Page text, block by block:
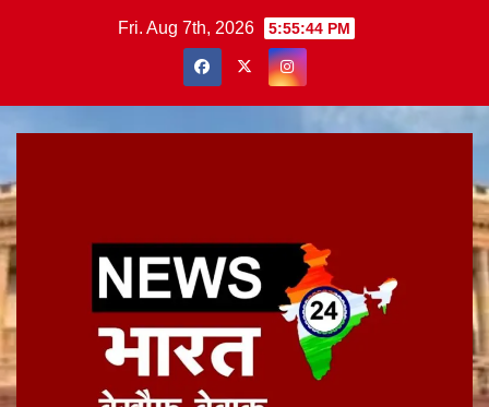
Fri. Aug 7th, 2026 5:55:45 PM